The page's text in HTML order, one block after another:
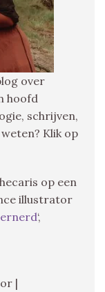
over
hoofd
schrijven,
Klik op
op een
illustrator
‘,
|